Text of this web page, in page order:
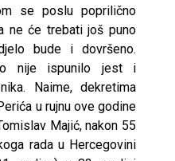
se poslu poprilično
ne će trebati još puno
bude i dovršeno.
nije ispunilo jest i
Naime, dekretima
u rujnu ove godine
Majić, nakon 55
rada u Hercegovini